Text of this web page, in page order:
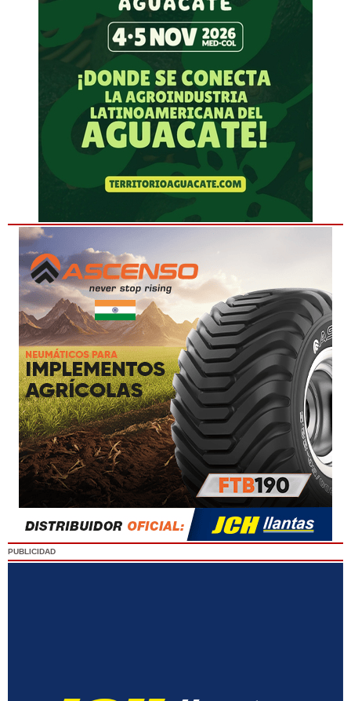
PUBLICIDAD